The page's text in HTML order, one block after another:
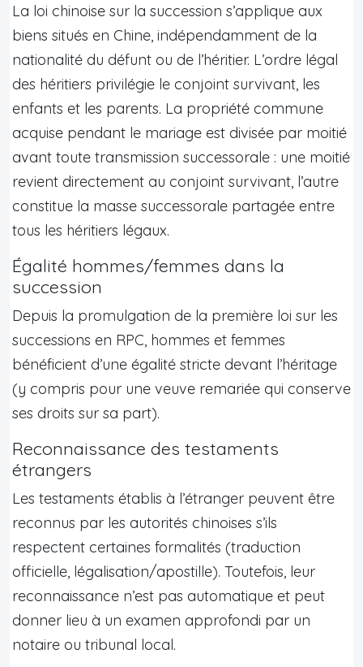
La loi chinoise sur la succession s’applique aux
biens situés en Chine, indépendamment de la
nationalité du défunt ou de l’héritier. L’ordre légal
des héritiers privilégie le conjoint survivant, les
enfants et les parents. La propriété commune
acquise pendant le mariage est divisée par moitié
avant toute transmission successorale : une moitié
revient directement au conjoint survivant, l’autre
constitue la masse successorale partagée entre
tous les héritiers légaux.
Égalité hommes/femmes dans la
succession
Depuis la promulgation de la première loi sur les
successions en RPC, hommes et femmes
bénéficient d’une égalité stricte devant l’héritage
(y compris pour une veuve remariée qui conserve
ses droits sur sa part).
Reconnaissance des testaments
étrangers
Les testaments établis à l’étranger peuvent être
reconnus par les autorités chinoises s’ils
respectent certaines formalités (traduction
officielle, légalisation/apostille). Toutefois, leur
reconnaissance n’est pas automatique et peut
donner lieu à un examen approfondi par un
notaire ou tribunal local.